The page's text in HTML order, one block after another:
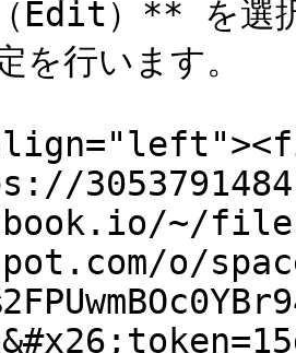
）** を選択
を行います。
~/
o/